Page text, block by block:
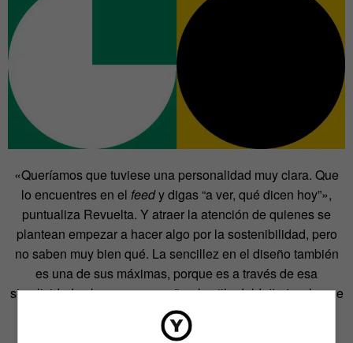
«Queríamos que tuviese una personalidad muy clara. Que
lo encuentres en el feedy digas “a ver, qué dicen hoy”»,
puntualiza Revuelta. Y atraer la atención de quienes se
plantean empezar a hacer algo por la sostenibilidad, pero
no saben muy bien qué. La sencillez en el diseño también
es una de sus máximas, porque es a través de esa
simplicidad, a la que acompaña el estilo dellettering, la que
les ayuda a sistematizar sus publicaciones y a dar una
coherencia a la estructura de sus posts.